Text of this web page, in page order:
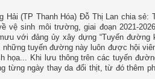
Hải (TP Thanh Hóa) Đỗ Thị Lan chia sẻ:
vệ sinh môi trường, giai đoạn 2021-
với đảng ủy xây dựng “Tuyến đường
những tuyến đường này luôn được hội
họa... Khi lưu thông trên các tuyến
từng ngày thay da đổi thịt, từ đó thêm